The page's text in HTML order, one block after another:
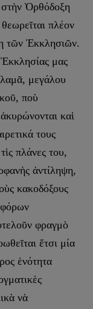
στὴν Ὀρθόδοξη
πλέον
τῶν Ἐκκλησιῶν.
μας
μεγάλου
ποὺ
καὶ
τους
πλάνες του,
ἀντίληψη,
κακοδόξους
φραγμὸ
ἔτσι μία
ἑνότητα
νὰ